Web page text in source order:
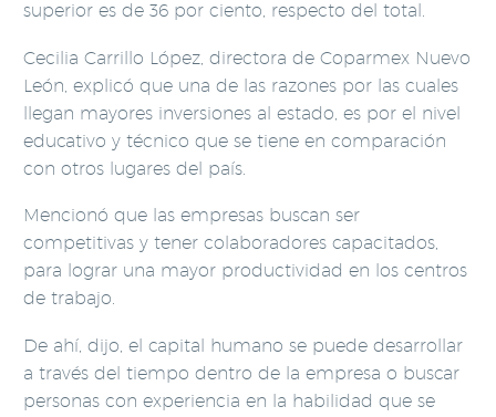
superior es de 36 por ciento, respecto del total.
Cecilia Carrillo López, directora de Coparmex Nuevo
León, explicó que una de las razones por las cuales
llegan mayores inversiones al estado, es por el nivel
educativo y técnico que se tiene en comparación
con otros lugares del país.
Mencionó que las empresas buscan ser
competitivas y tener colaboradores capacitados,
para lograr una mayor productividad en los centros
de trabajo.
De ahí, dijo, el capital humano se puede desarrollar
a través del tiempo dentro de la empresa o buscar
personas con experiencia en la habilidad que se